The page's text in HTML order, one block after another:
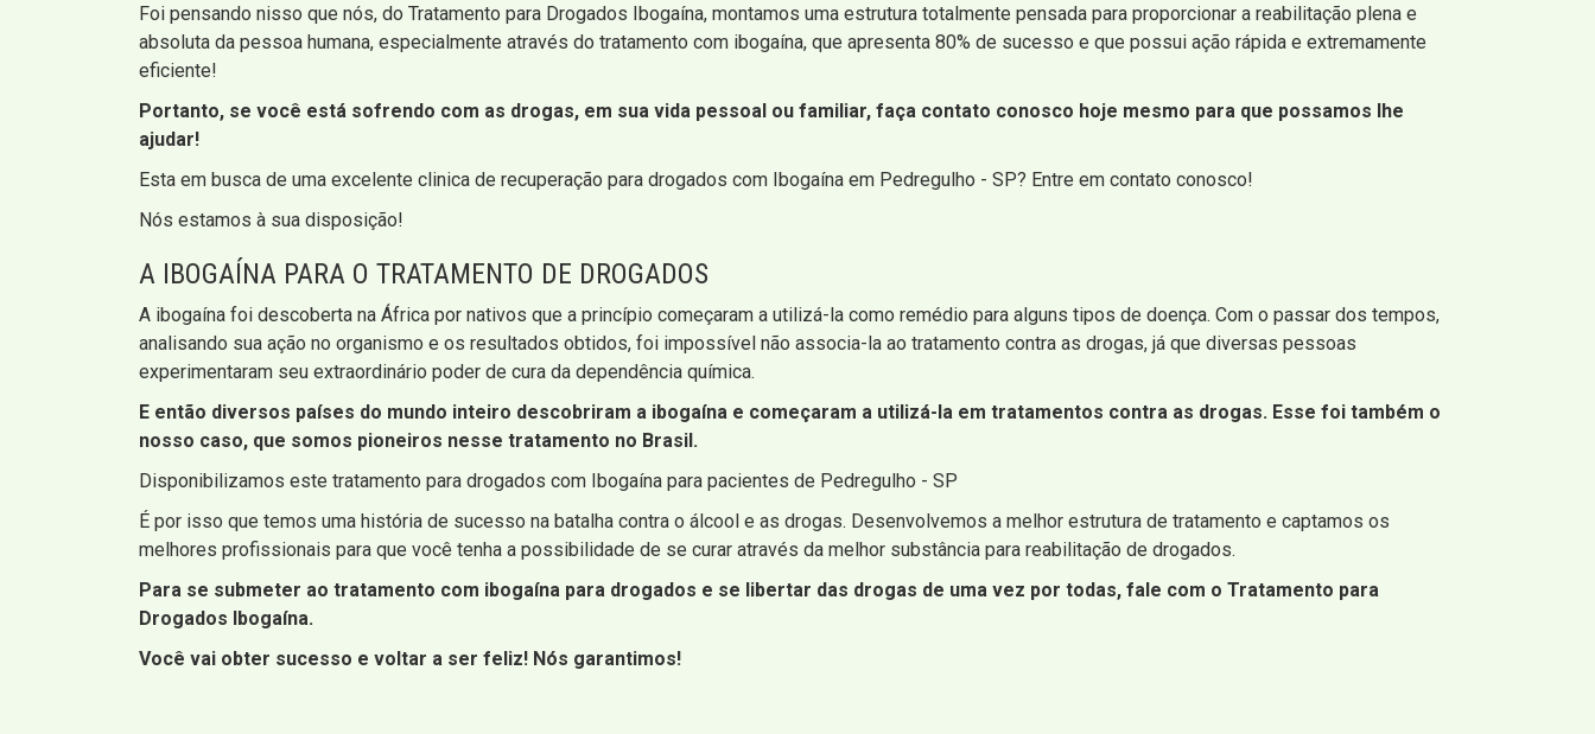
Foi pensando nisso que nós, do Tratamento para Drogados Ibogaína, montamos uma estrutura totalmente pensada para proporcionar a reabilitação plena e
absoluta da pessoa humana, especialmente através do tratamento com ibogaína, que apresenta 80% de sucesso e que possui ação rápida e extremamente
eficiente!
Portanto, se você está sofrendo com as drogas, em sua vida pessoal ou familiar, faça contato conosco hoje mesmo para que possamos lhe
ajudar!
Esta em busca de uma excelente clinica de recuperação para drogados com Ibogaína em Pedregulho - SP? Entre em contato conosco!
Nós estamos à sua disposição!
A IBOGAÍNA PARA O TRATAMENTO DE DROGADOS
A ibogaína foi descoberta na África por nativos que a princípio começaram a utilizá-la como remédio para alguns tipos de doença. Com o passar dos tempos,
analisando sua ação no organismo e os resultados obtidos, foi impossível não associa-la ao tratamento contra as drogas, já que diversas pessoas
experimentaram seu extraordinário poder de cura da dependência química.
E então diversos países do mundo inteiro descobriram a ibogaína e começaram a utilizá-la em tratamentos contra as drogas. Esse foi também o
nosso caso, que somos pioneiros nesse tratamento no Brasil.
Disponibilizamos este tratamento para drogados com Ibogaína para pacientes de Pedregulho - SP
É por isso que temos uma história de sucesso na batalha contra o álcool e as drogas. Desenvolvemos a melhor estrutura de tratamento e captamos os
melhores profissionais para que você tenha a possibilidade de se curar através da melhor substância para reabilitação de drogados.
Para se submeter ao tratamento com ibogaína para drogados e se libertar das drogas de uma vez por todas, fale com o Tratamento para
Drogados Ibogaína.
Você vai obter sucesso e voltar a ser feliz! Nós garantimos!